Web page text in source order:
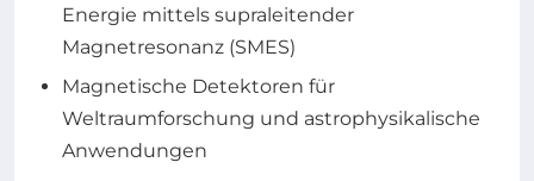
Energie mittels supraleitender
Magnetresonanz (SMES)
Magnetische Detektoren für
Weltraumforschung und astrophysikalische
Anwendungen